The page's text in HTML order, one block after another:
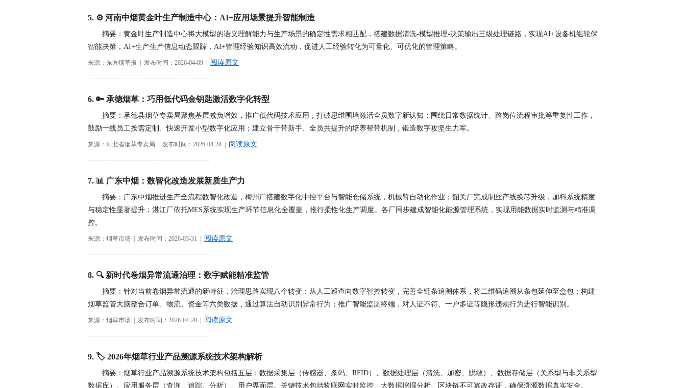
5. ⚙️ 河南中烟黄金叶生产制造中心：AI+应用场景提升智能制造
摘要：黄金叶生产制造中心将大模型的语义理解能力与生产场景的确定性需求相匹配，搭建数据清洗-模型推理-决策输出三级处理链路，实现AI+设备机组轮保
智能决策，AI+生产生产信息动态跟踪，AI+管理经验知识高效流动，促进人工经验转化为可量化、可优化的管理策略。
来源：东方烟草报 | 发布时间：2026-04-09 | 阅读原文
6. 🔑 承德烟草：巧用低代码金钥匙激活数字化转型
摘要：承德县烟草专卖局聚焦基层减负增效，推广低代码技术应用，打破思维围墙激活全员数字新认知；围绕日常数据统计、跨岗位流程审批等重复性工作，
鼓励一线员工按需定制、快速开发小型数字化应用；建立骨干带新手、全员共提升的培养帮带机制，锻造数字攻坚生力军。
来源：河北省烟草专卖局 | 发布时间：2026-04-28 | 阅读原文
7. 📊 广东中烟：数智化改造发展新质生产力
摘要：广东中烟推进生产全流程数智化改造，梅州厂搭建数字化中控平台与智能仓储系统，机械臂自动化作业；韶关厂完成制丝产线换芯升级，加料系统精度
与稳定性显著提升；湛江厂依托MES系统实现生产环节信息化全覆盖，推行柔性化生产调度。各厂同步建成智能化能源管理系统，实现用能数据实时监测与精准调
控。
来源：烟草市场 | 发布时间：2026-03-31 | 阅读原文
8. 🔍 新时代卷烟异常流通治理：数字赋能精准监管
摘要：针对当前卷烟异常流通的新特征，治理思路实现八个转变：从人工巡查向数字智控转变，完善全链条追溯体系，将二维码追溯从条包延伸至盒包；构建
烟草监管大脑整合订单、物流、资金等六类数据，通过算法自动识别异常行为；推广智能监测终端，对人证不符、一户多证等隐形违规行为进行智能识别。
来源：烟草市场 | 发布时间：2026-04-28 | 阅读原文
9. 🏷️ 2026年烟草行业产品溯源系统技术架构解析
摘要：烟草行业产品溯源系统技术架构包括五层：数据采集层（传感器、条码、RFID）、数据处理层（清洗、加密、脱敏）、数据存储层（关系型与非关系型
数据库）、应用服务层（查询、追踪、分析）、用户界面层。关键技术包括物联网实时监控、大数据挖掘分析、区块链不可篡改存证，确保溯源数据真实安全。